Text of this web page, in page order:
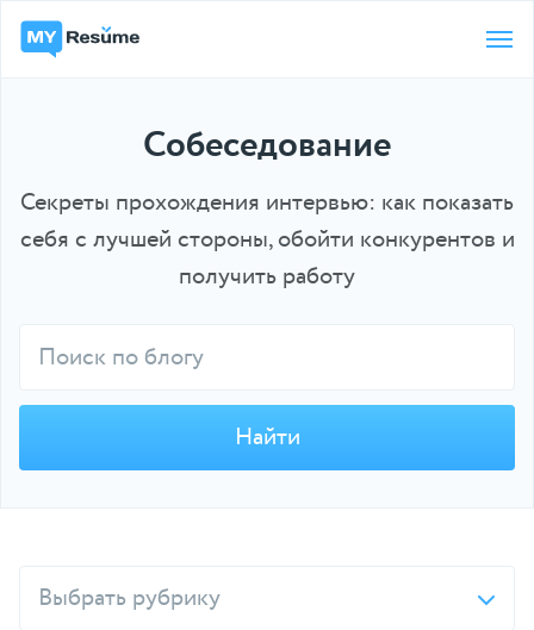
Собеседование
Секреты прохождения интервью: как показать
себя с лучшей стороны, обойти конкурентов и
получить работу
Найти
Выбрать рубрику